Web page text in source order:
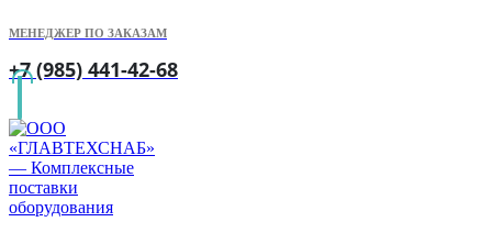
МЕНЕДЖЕР ПО ЗАКАЗАМ
+7 (985) 441-42-68